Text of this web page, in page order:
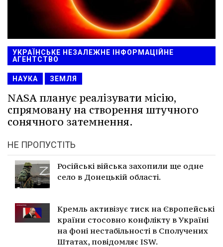
УКРАЇНСЬКЕ НЕЗАЛЕЖНЕ ІНФОРМАЦІЙНЕ
АГЕНТСТВО
НАУКА ЗЕМЛЯ
NASA планує реалізувати місію,
спрямовану на створення штучного
сонячного затемнення.
НЕ ПРОПУСТІТЬ
Російські війська захопили ще одне
село в Донецькій області.
Кремль активізує тиск на Європейські
країни стосовно конфлікту в Україні
на фоні нестабільності в Сполучених
Штатах, повідомляє ISW.